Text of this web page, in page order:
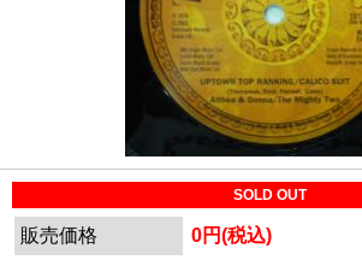
SOLD OUT
販売価格 0円(税込)